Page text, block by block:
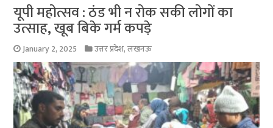
यूपी महोत्सव : ठंड भी न रोक सकी लोगों का
उत्साह, खूब बिके गर्म कपड़े
January 2, 2025 उत्तर प्रदेश,लखनऊ